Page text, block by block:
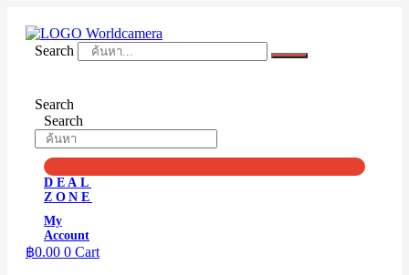
contentSearch
Search
Search
DEAL
ZONE
My
Account
฿0.00 0 Cart